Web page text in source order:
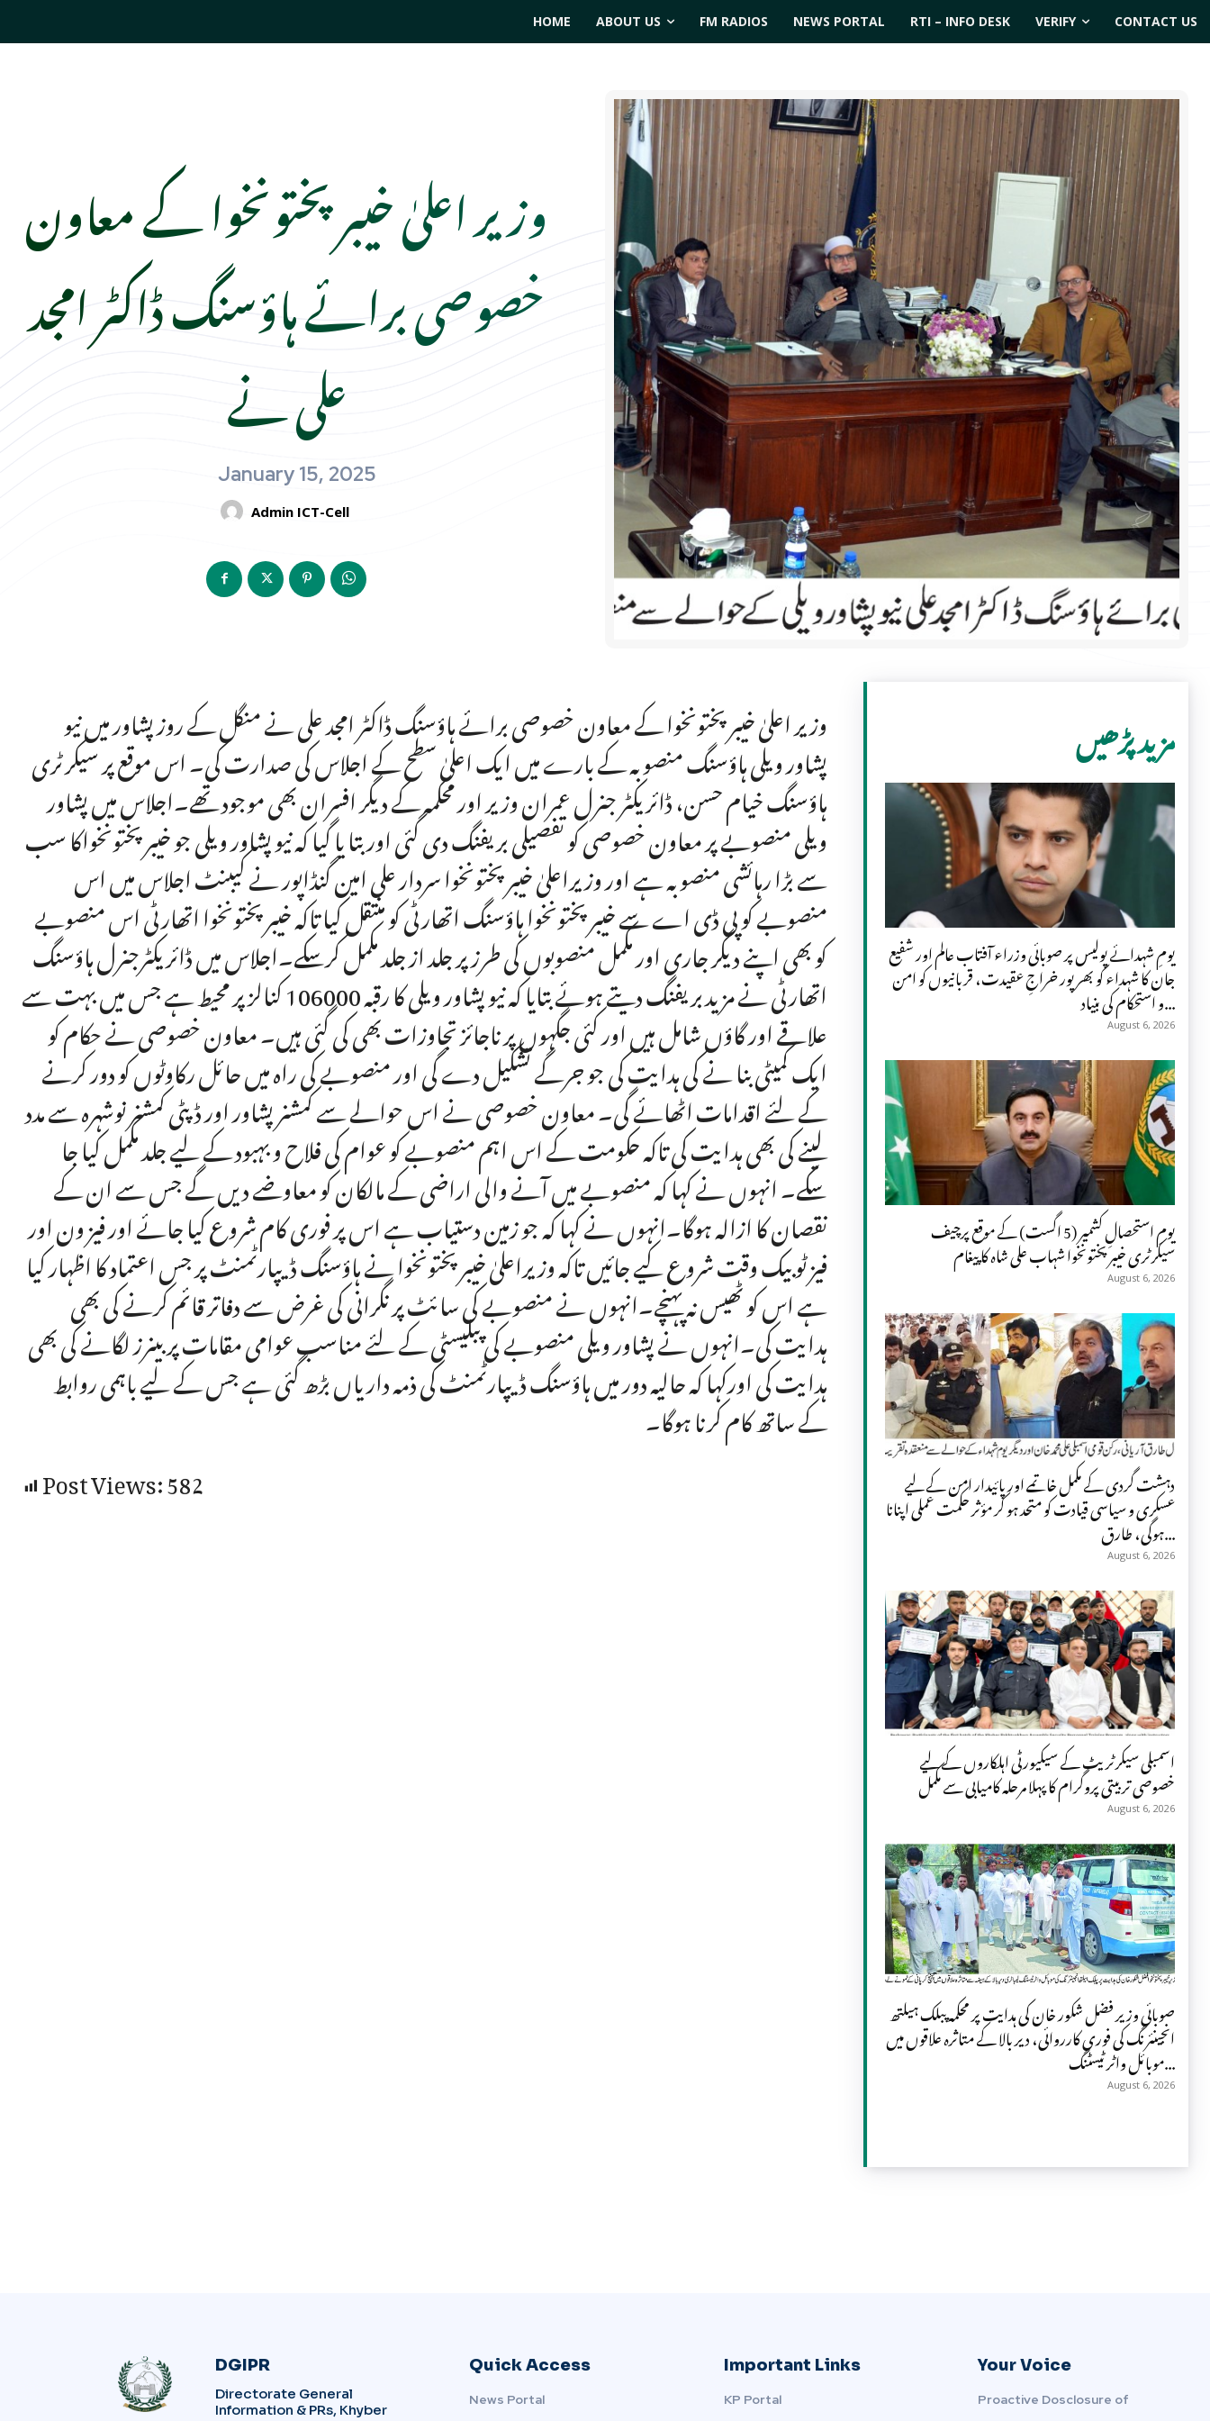
HOME ABOUT US FM RADIOS NEWS PORTAL RTI – INFO DESK VERIFY CONTACT US
وزیر اعلیٰ خیبر پختونخوا کے معاون
خصوصی برائے ہاؤسنگ ڈاکٹر امجد
علی نے
January 15, 2025
Admin ICT-Cell
وزیر اعلیٰ خیبر پختونخوا کے معاون خصوصی برائے ہاؤسنگ ڈاکٹر امجد علی نے منگل کے روز پشاور میں نیو
پشاور ویلی ہاؤسنگ منصوبہ کے بارے میں ایک اعلیٰ سطح کے اجلاس کی صدارت کی۔ اس موقع پر سیکرٹری
ہاؤسنگ خیام حسن، ڈائریکٹر جنرل عمران وزیر اور محکمہ کے دیگر افسران بھی موجود تھے۔اجلاس میں پشاور
ویلی منصوبے پر معاون خصوصی کو تفصیلی بریفنگ دی گئی اور بتا یا گیا کہ نیو پشاور ویلی جو خیبر پختونخواکا سب
سے بڑا رہائشی منصوبہ ہے اور وزیراعلیٰ خیبر پختونخوا سردار علی امین گنڈاپور نے کیبنٹ اجلاس میں اس
منصوبے کو پی ڈی اے سے خیبر پختونخوا ہاؤسنگ اتھارٹی کو منتقل کیا تاکہ خیبر پختونخوا اتھارٹی اس منصوبے
کو بھی اپنے دیگر جاری اور مکمل منصوبوں کی طرز پر جلد از جلد مکمل کرسکے۔اجلاس میں ڈائریکٹرجنرل ہاؤسنگ
اتھارٹی نے مزیدبریفنگ دیتے ہوئے بتایا کہ نیو پشاور ویلی کا رقبہ 106000 کنالز پر محیط ہے جس میں بہت سے
علاقے اور گاؤں شامل ہیں اور کئی جگہوں پر ناجائز تجاوزات بھی کی گئی ہیں۔ معاون خصوصی نے حکام کو
ایک کمیٹی بنا نے کی ہدایت کی جو جرگے تشکیل دے گی اور منصوبے کی راہ میں حائل رکاوٹوں کو دور کرنے
کے لئے اقدامات اٹھائے گی۔ معاون خصوصی نے اس حوالے سے کمشنر پشاور اور ڈپٹی کمشنر نوشہرہ سے مدد
لینے کی بھی ہدایت کی تاکہ حکومت کے اس اہم منصوبے کو عوام کی فلاح و بہبود کے لیے جلد مکمل کیا جا
سکے۔ انہوں نے کہا کہ منصوبے میں آنے والی اراضی کے مالکان کو معاوضے دیں گے جس سے ان کے
نقصان کا ازالہ ہوگا۔انہوں نے کہا کہ جو زمین دستیاب ہے اس پر فوری کام شروع کیا جائے اور فیز ون اور
فیز ٹو بیک وقت شروع کیے جائیں تاکہ وزیراعلیٰ خیبر پختونخوا نے ہاؤسنگ ڈیپارٹمنٹ پر جس اعتماد کا اظہار کیا
ہے اس کو ٹھیس نہ پہنچے۔انہوں نے منصوبے کی سائٹ پر نگرانی کی غرض سے دفاتر قائم کرنے کی بھی
ہدایت کی۔انہوں نے پشاور ویلی منصوبے کی پبلیسٹی کے لئے مناسب عوامی مقامات پر بینرز لگانے کی بھی
ہدایت کی اورکہا کہ حالیہ دور میں ہاؤسنگ ڈیپارٹمنٹ کی ذمہ داریاں بڑھ گئی ہے جس کے لیے باہمی روابط
کے ساتھ کام کرنا ہوگا۔
Post Views:582
مزید پڑھیں
یومِ شہدائے پولیس پر صوبائی وزراء آفتاب عالم اور شفیع
جان کا شہداء کو بھرپور خراجِ عقیدت، قربانیوں کو امن
و استحکام کی بنیاد...
August 6, 2026
یومِ استحصالِ کشمیر (5 اگست) کے موقع پرچیف
سیکرٹری خیبر پختونخوا شہاب علی شاہ کا پیغام
August 6, 2026
دہشت گردی کے مکمل خاتمے اور پائیدار امن کے لیے
عسکری و سیاسی قیادت کو متحد ہو کر مؤثر حکمت عملی اپنانا
ہوگی، طارق...
August 6, 2026
اسمبلی سیکرٹریٹ کے سیکیورٹی اہلکاروں کے لیے
خصوصی تربیتی پروگرام کا پہلا مرحلہ کامیابی سے مکمل
August 6, 2026
صوبائی وزیر فضل شکور خان کی ہدایت پر محکمہ پبلک ہیلتھ
انجینئرنگ کی فوری کارروائی، دیر بالا کے متاثرہ علاقوں میں
موبائل واٹر ٹیسٹنگ...
August 6, 2026
DGIPR
Directorate General
Information & PRs, Khyber
Quick Access
News Portal
Important Links
KP Portal
Your Voice
Proactive Dosclosure of